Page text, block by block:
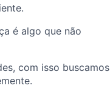
é algo que não
com isso buscamos